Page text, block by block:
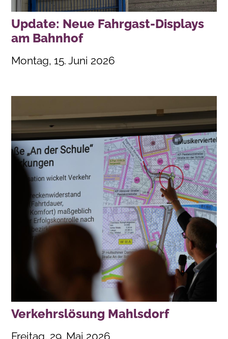
Update: Neue Fahrgast-Displays
am Bahnhof
Montag, 15. Juni 2026
Verkehrslösung Mahlsdorf
Freitag, 29. Mai 2026